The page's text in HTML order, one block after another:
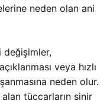
neden olan ani
değişimler,
veya hızlı
neden olur.
tüccarların sinir